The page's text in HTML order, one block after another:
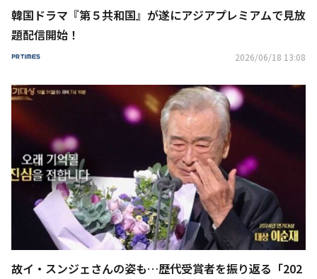
韓国ドラマ『第５共和国』が遂にアジアプレミアムで見放
題配信開始！
2026/06/18 13:08
故イ・スンジェさんの姿も…歴代受賞者を振り返る「202